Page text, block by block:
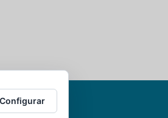
Configurar